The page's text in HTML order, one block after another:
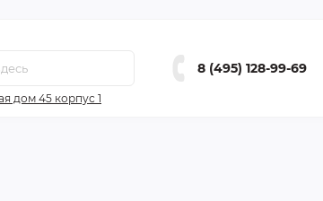
дом 45 корпус 1
8 (495) 128-99-69